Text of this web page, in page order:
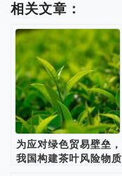
相关文章：
为应对绿色贸易壁垒，
我国构建茶叶风险物质